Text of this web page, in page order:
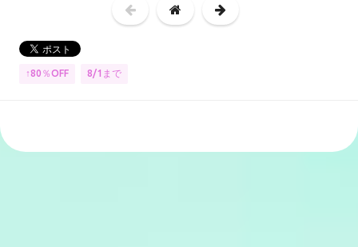
↑80％OFF 8/1まで